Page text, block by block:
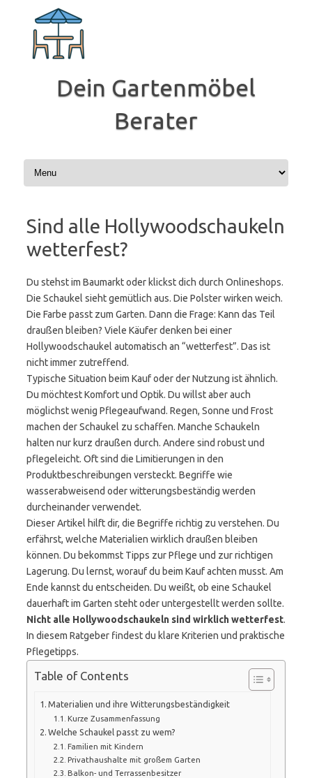
Inhalt
springen
Dein Gartenmöbel
Berater
Sind alle Hollywoodschaukeln
wetterfest?
Du stehst im Baumarkt oder klickst dich durch Onlineshops.
Die Schaukel sieht gemütlich aus. Die Polster wirken weich.
Die Farbe passt zum Garten. Dann die Frage: Kann das Teil
draußen bleiben? Viele Käufer denken bei einer
Hollywoodschaukel automatisch an “wetterfest”. Das ist
nicht immer zutreffend.
Typische Situation beim Kauf oder der Nutzung ist ähnlich.
Du möchtest Komfort und Optik. Du willst aber auch
möglichst wenig Pflegeaufwand. Regen, Sonne und Frost
machen der Schaukel zu schaffen. Manche Schaukeln
halten nur kurz draußen durch. Andere sind robust und
pflegeleicht. Oft sind die Limitierungen in den
Produktbeschreibungen versteckt. Begriffe wie
wasserabweisend oder witterungsbeständig werden
durcheinander verwendet.
Dieser Artikel hilft dir, die Begriffe richtig zu verstehen. Du
erfährst, welche Materialien wirklich draußen bleiben
können. Du bekommst Tipps zur Pflege und zur richtigen
Lagerung. Du lernst, worauf du beim Kauf achten musst. Am
Ende kannst du entscheiden. Du weißt, ob eine Schaukel
dauerhaft im Garten steht oder untergestellt werden sollte.
Nicht alle Hollywoodschaukeln sind wirklich wetterfest.
In diesem Ratgeber findest du klare Kriterien und praktische
Pflegetipps.
Table of Contents
Materialien und ihre Witterungsbeständigkeit
Kurze Zusammenfassung
Welche Schaukel passt zu wem?
Familien mit Kindern
Privathaushalte mit großem Garten
Balkon- und Terrassenbesitzer